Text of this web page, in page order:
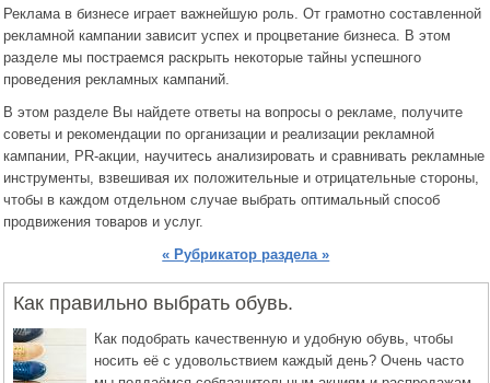
Реклама в бизнесе играет важнейшую роль. От грамотно составленной
рекламной кампании зависит успех и процветание бизнеса. В этом
разделе мы постраемся раскрыть некоторые тайны успешного
проведения рекламных кампаний.
В этом разделе Вы найдете ответы на вопросы о рекламе, получите
советы и рекомендации по организации и реализации рекламной
кампании, PR-акции, научитесь анализировать и сравнивать рекламные
инструменты, взвешивая их положительные и отрицательные стороны,
чтобы в каждом отдельном случае выбрать оптимальный способ
продвижения товаров и услуг.
« Рубрикатор раздела »
Как правильно выбрать обувь.
Как подобрать качественную и удобную обувь, чтобы
носить её с удовольствием каждый день? Очень часто